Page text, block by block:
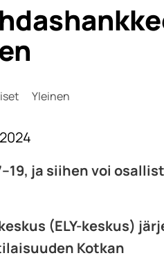
Yleinen
ja siihen voi
(ELY-keskus)
Kotkan